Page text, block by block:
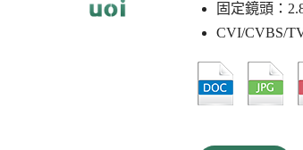
固定鏡頭：
CVI/CVBS/